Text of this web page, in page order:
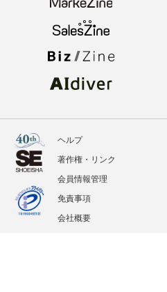
ヘルプ
著作権・リンク
会員情報管理
免責事項
会社概要